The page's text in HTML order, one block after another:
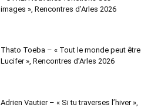
images », Rencontres d’Arles 2026
Thato Toeba – « Tout le monde peut être
Lucifer », Rencontres d’Arles 2026
Adrien Vautier – « Si tu traverses l’hiver »,